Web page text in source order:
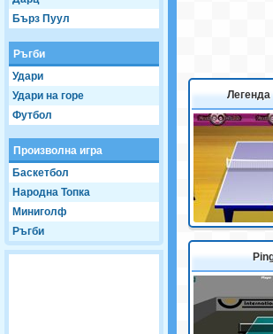
Бърз Пуул
Ръгби
Удари
Удари на горе
Футбол
Произволна игра
Баскетбол
Народна Топка
Миниголф
Ръгби
Легенда